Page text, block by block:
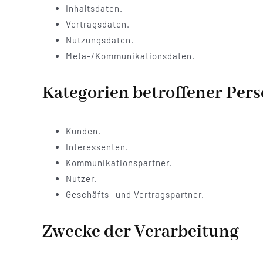
Inhaltsdaten.
Vertragsdaten.
Nutzungsdaten.
Meta-/Kommunikationsdaten.
Kategorien betroffener
Kunden.
Interessenten.
Kommunikationspartner.
Nutzer.
Geschäfts- und Vertragspartner.
Zwecke der Verarbeitung